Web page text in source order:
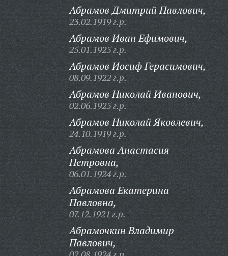
Абрамов Дмитрий Павлович,
23.02.1919 г.р.
Абрамов Иван Ефимович,
25.01.1925 г.р.
Абрамов Иосиф Герасимович,
08.09.1922 г.р.
Абрамов Николай Иванович,
02.06.1925 г.р.
Абрамов Николай Яковлевич,
24.10.1919 г.р.
Абрамова Анастасия
Петровна,
06.01.1924 г.р.
Абрамова Екатерина
Павловна,
07.12.1921 г.р.
Абрамочкин Владимир
Павлович,